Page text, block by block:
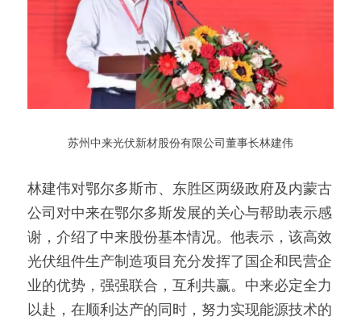
苏州中来光伏新材股份有限公司董事长林建伟
林建伟对鄂尔多斯市、东胜区两级政府及内蒙古
公司对中来在鄂尔多斯发展的关心与帮助表示感
谢，介绍了中来股份基本情况。他表示，该高效
光伏组件生产制造项目充分发挥了国企和民营企
业的优势，强强联合，互利共赢。中来必定全力
以赴，在顺利达产的同时，努力实现能源技术的